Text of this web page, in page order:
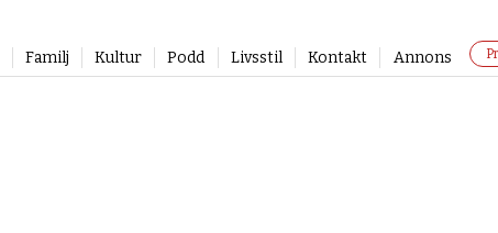
Familj Kultur Podd Livsstil Kontakt Annons